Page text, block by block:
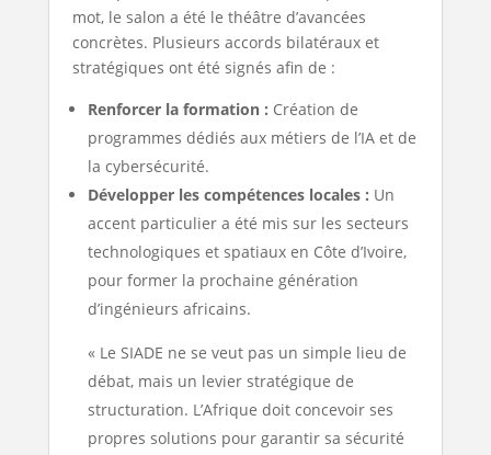
mot, le salon a été le théâtre d’avancées
concrètes. Plusieurs accords bilatéraux et
stratégiques ont été signés afin de :
Renforcer la formation : Création de
programmes dédiés aux métiers de l’IA et de
la cybersécurité.
Développer les compétences locales : Un
accent particulier a été mis sur les secteurs
technologiques et spatiaux en Côte d’Ivoire,
pour former la prochaine génération
d’ingénieurs africains.
« Le SIADE ne se veut pas un simple lieu de
débat, mais un levier stratégique de
structuration. L’Afrique doit concevoir ses
propres solutions pour garantir sa sécurité